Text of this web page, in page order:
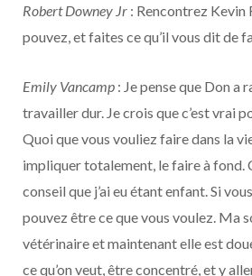
Robert Downey Jr : Rencontrez Kevin
pouvez, et faites ce qu’il vous dit de
Emily Vancamp : Je pense que Don a
travailler dur. Je crois que c’est vrai
Quoi que vous vouliez faire dans la
impliquer totalement, le faire à fond.
conseil que j’ai eu étant enfant. Si
pouvez être ce que vous voulez. Ma
vétérinaire et maintenant elle est
ce qu’on veut, être concentré, et y